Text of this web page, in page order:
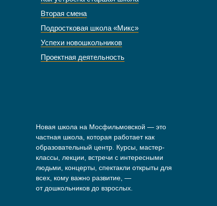
Новая школа на Мосфильмовской — это
частная школа, которая работает как
образовательный центр. Курсы, мастер-
классы, лекции, встречи с интересными
людьми, концерты, спектакли открыты для
всех, кому важно развитие, —
от дошкольников до взрослых.
Вторая смена
Подростковая школа «Микс»
Успехи новошкольников
Проектная деятельность